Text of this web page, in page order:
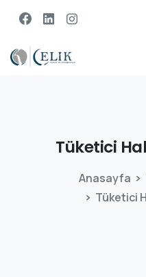
Tüketici
Anasayfa
Tüketici